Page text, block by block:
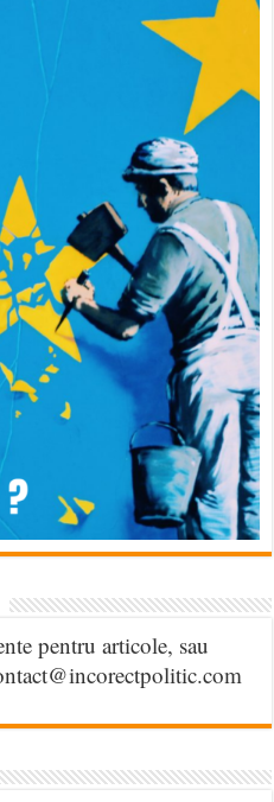
pentru articole, sau